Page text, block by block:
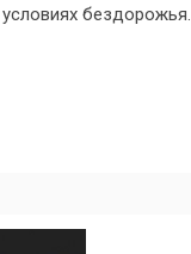
бездорожья.